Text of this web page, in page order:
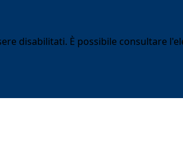
disabilitati. È possibile consultare